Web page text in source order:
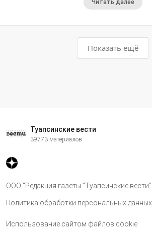
Читать далее
Показать ещё
Туапсинские вести
39773 материалов
ООО "Редакция газеты "Туапсинские вести"
Политика обработки персональных данных
Использование сайтом файлов cookie